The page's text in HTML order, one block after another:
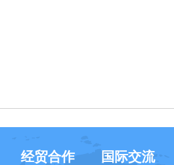
经贸合作 国际交流